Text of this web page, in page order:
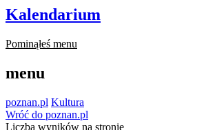
Kalendarium
Pominąłeś menu
menu
poznan.pl Kultura
Wróć do poznan.pl
Liczba wyników na stronie